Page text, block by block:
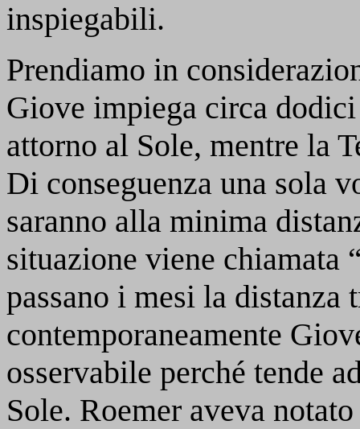
inspiegabili.
Prendiamo in
Giove impiega circa
attorno al Sole, mentre la
Di conseguenza una sola
saranno alla minima
situazione viene chiamata
passano i mesi la distanza
contemporaneamente
osservabile perché tende
Sole. Roemer aveva